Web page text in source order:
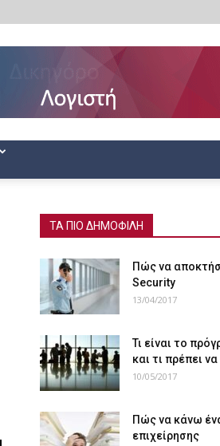
ΤΑ ΠΙΟ ΔΗΜΟΦΙΛΗ
Πώς να
Security
13/04/2017
Τι είναι το
και τι πρέπει
10/05/2017
Πώς να κάνω
επιχείρησης